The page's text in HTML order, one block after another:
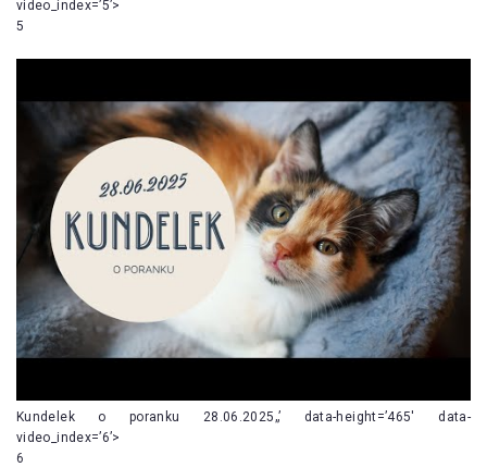
video_index=’5’>
5
Kundelek o poranku 28.06.2025„’ data-height=’465′ data-
video_index=’6’>
6